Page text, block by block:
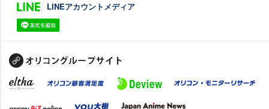
LINEアカウントメディア